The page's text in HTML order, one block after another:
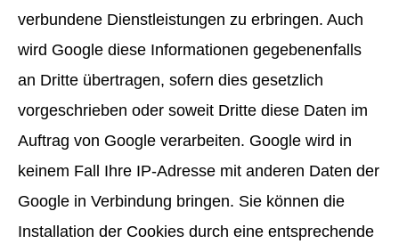
verbundene Dienstleistungen zu erbringen. Auch
wird Google diese Informationen gegebenenfalls
an Dritte übertragen, sofern dies gesetzlich
vorgeschrieben oder soweit Dritte diese Daten im
Auftrag von Google verarbeiten. Google wird in
keinem Fall Ihre IP-Adresse mit anderen Daten der
Google in Verbindung bringen. Sie können die
Installation der Cookies durch eine entsprechende